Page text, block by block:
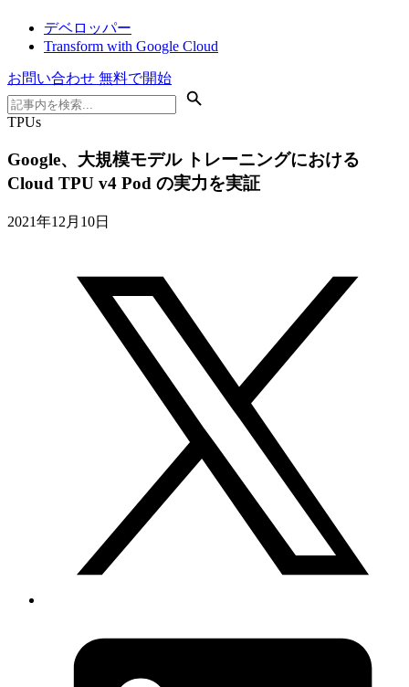
デベロッパー
Transform with Google Cloud
お問い合わせ 無料で開始
TPUs
Google、大規模モデル トレーニングにおける
Cloud TPU v4 Pod の実力を実証
2021年12月10日